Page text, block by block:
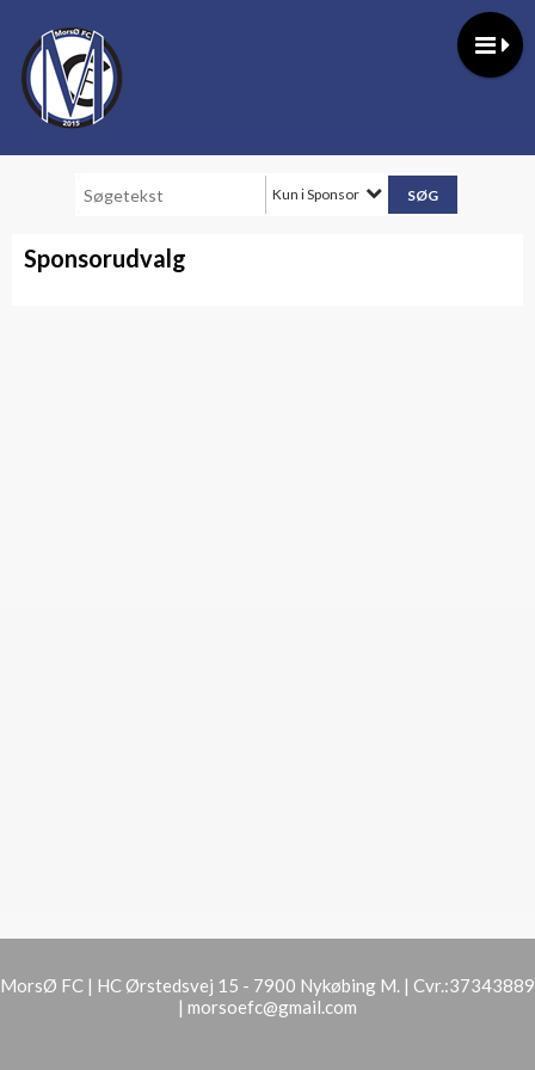
Kun i Sponsor
Sponsorudvalg
MorsØ FC | HC Ørstedsvej 15 - 7900 Nykøbing M. | Cvr.:37343889
| morsoefc@gmail.com